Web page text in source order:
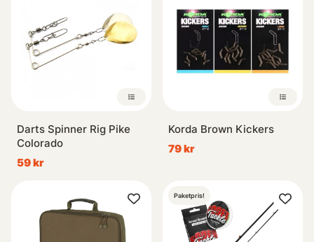
Darts Spinner Rig Pike
Colorado
59 kr
Korda Brown Kickers
79 kr
Paketpris!